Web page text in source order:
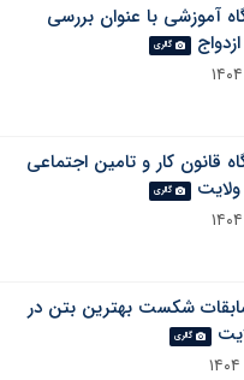
آموزشی با عنوان بررسی
گالری
قانون کار و تامین اجتماعی
گالری
شکست بهترین بتن در
گالری